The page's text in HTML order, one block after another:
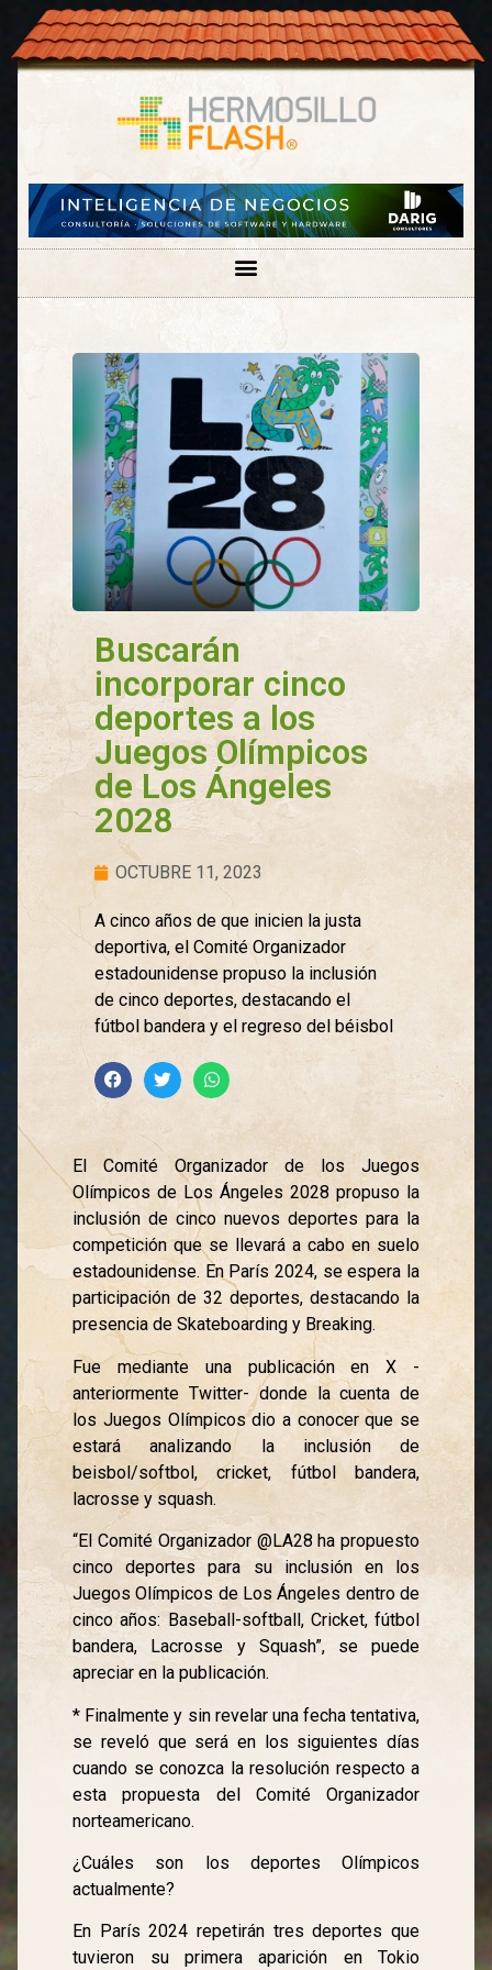
Buscarán
incorporar cinco
deportes a los
Juegos Olímpicos
de Los Ángeles
2028
OCTUBRE 11, 2023
A cinco años de que inicien la justa
deportiva, el Comité Organizador
estadounidense propuso la inclusión
de cinco deportes, destacando el
fútbol bandera y el regreso del béisbol
El Comité Organizador de los Juegos
Olímpicos de Los Ángeles 2028 propuso la
inclusión de cinco nuevos deportes para la
competición que se llevará a cabo en suelo
estadounidense. En París 2024, se espera la
participación de 32 deportes, destacando la
presencia de Skateboarding y Breaking.
Fue mediante una publicación en X -
anteriormente Twitter- donde la cuenta de
los Juegos Olímpicos dio a conocer que se
estará analizando la inclusión de
beisbol/softbol, cricket, fútbol bandera,
lacrosse y squash.
“El Comité Organizador @LA28 ha propuesto
cinco deportes para su inclusión en los
Juegos Olímpicos de Los Ángeles dentro de
cinco años: Baseball-softball, Cricket, fútbol
bandera, Lacrosse y Squash”, se puede
apreciar en la publicación.
* Finalmente y sin revelar una fecha tentativa,
se reveló que será en los siguientes días
cuando se conozca la resolución respecto a
esta propuesta del Comité Organizador
norteamericano.
¿Cuáles son los deportes Olímpicos
actualmente?
En París 2024 repetirán tres deportes que
tuvieron su primera aparición en Tokio